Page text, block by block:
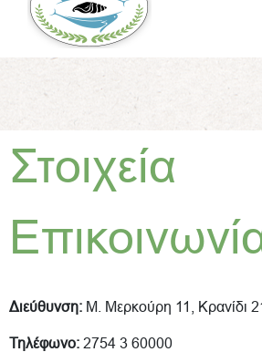
Στοιχεία
Διεύθυνση: Μ. Μερκούρη 11, Κρανίδι
Τηλέφωνο: 2754 3 60000